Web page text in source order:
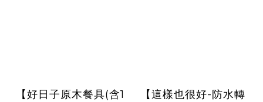
【好日子原木餐具(含1
【這樣也很好-防水轉